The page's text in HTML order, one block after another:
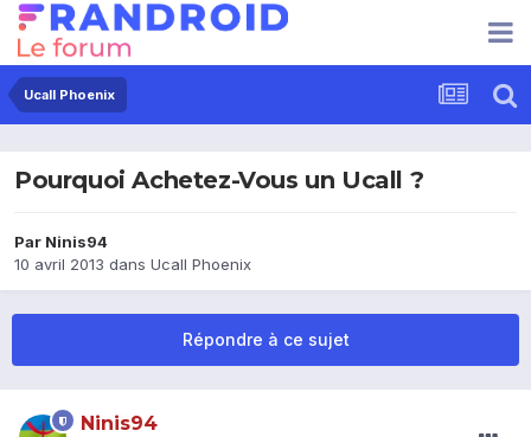
Ucall Phoenix
Pourquoi Achetez-Vous un Ucall ?
Par Ninis94
10 avril 2013 dans Ucall Phoenix
Répondre à ce sujet
Ninis94